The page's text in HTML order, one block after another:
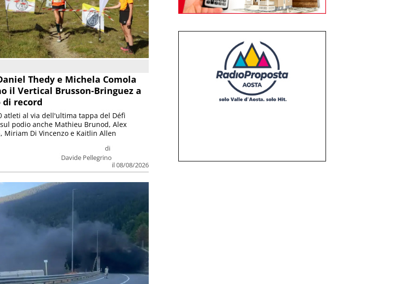
Thedy e Michela Comola
il Vertical Brusson-Bringuez a
record
di
Davide Pellegrino
il 08/08/2026
atleti al via dell'ultima tappa del Défì
podio anche Mathieu Brunod, Alex
Miriam Di Vincenzo e Kaitlin Allen